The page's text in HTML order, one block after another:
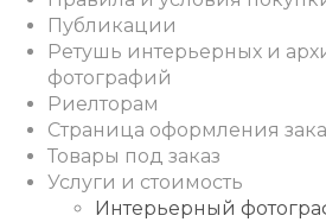
Публикации
Ретушь интерьерных и
фотографий
Риелторам
Страница оформления
Товары под заказ
Услуги и стоимость
Интерьерный